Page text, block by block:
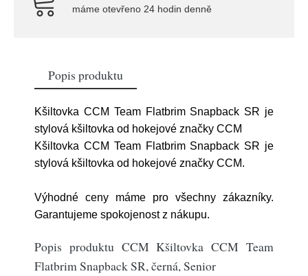
máme otevřeno 24 hodin denně
Popis produktu
Kšiltovka CCM Team Flatbrim Snapback SR je
stylová kšiltovka od hokejové značky CCM
Kšiltovka CCM Team Flatbrim Snapback SR je
stylová kšiltovka od hokejové značky CCM.
Výhodné ceny máme pro všechny zákazníky.
Garantujeme spokojenost z nákupu.
Popis produktu CCM Kšiltovka CCM Team
Flatbrim Snapback SR, černá, Senior